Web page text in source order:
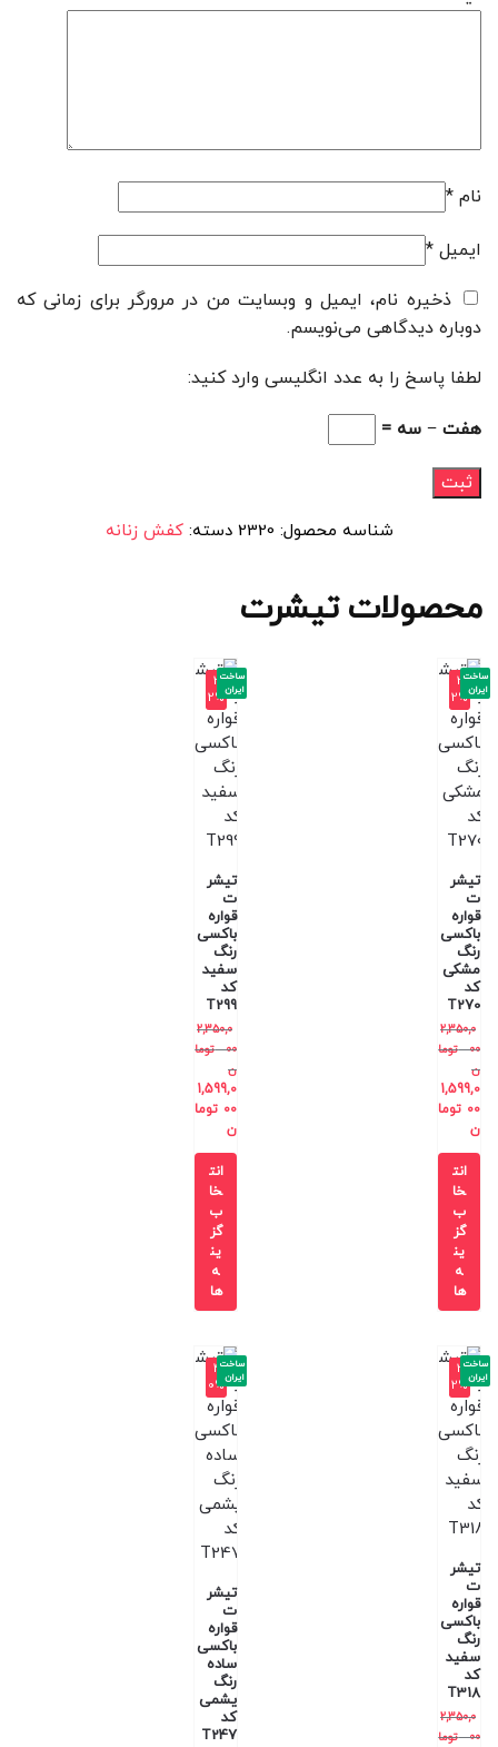
نام *
ایمیل *
ذخیره نام، ایمیل و وبسایت من در مرورگر برای زمانی که
دوباره دیدگاهی می‌نویسم.
لطفا پاسخ را به عدد انگلیسی وارد کنید:
هفت − سه =
شناسه محصول: 2320 دسته:کفش زنانه
محصولات تیشرت
-3
2%
تیشر
ت
قواره
باکسی
رنگ
مشکی
کد
T270
2,350,0
00
توما
ن
1,599,0
00 توما
ن
ساخت
ایران
انت
خا
ب
گز
ین
ه
ها
-3
2%
تیشر
ت
قواره
باکسی
رنگ
سفید
کد
T299
2,350,0
00
توما
ن
1,599,0
00 توما
ن
ساخت
ایران
انت
خا
ب
گز
ین
ه
ها
-3
2%
تیشر
ت
قواره
باکسی
رنگ
سفید
کد
T318
2,350,0
00
توما
ساخت
ایران
-4
0%
تیشر
ت
قواره
باکسی
ساده
رنگ
یشمی
کد
T247
ساخت
ایران